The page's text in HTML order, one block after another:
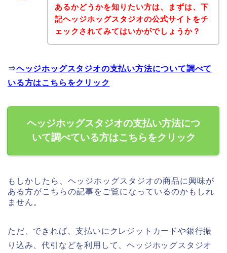
あるかどうかを知りたい方は、まずは、下
記ヘッジホッグスタジオの公式サイトをチ
ェックされてみてはいかがでしょうか？
⇒ヘッジホッグスタジオの支払い方法について調べて
いる方はこちらをクリック
ヘッジホッグスタジオの支払い方法につ
いて調べている方はこちらをクリック
もしかしたら、ヘッジホッグスタジオの商品に興味が
ある方がこちらの記事をご覧になっているのかもしれ
ません。
ただ、できれば、支払いにクレジットカードや銀行振
り込み、代引などを利用して、ヘッジホッグスタジオ